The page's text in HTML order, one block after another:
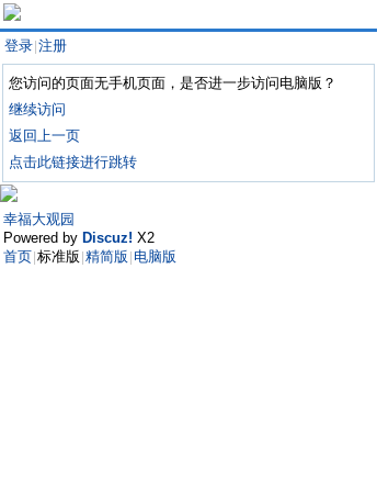
登录 注册
您访问的页面无手机页面，是否进一步访问电脑版？
继续访问
返回上一页
点击此链接进行跳转
幸福大观园
Powered by Discuz! X2
首页 标准版 精简版 电脑版